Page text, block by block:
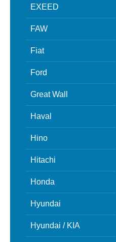
EXEED
FAW
Fiat
Ford
Great Wall
Haval
Hino
Hitachi
Honda
Hyundai
Hyundai / KIA